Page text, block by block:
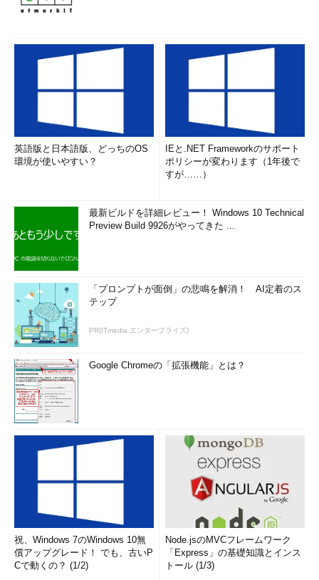
英語版と日本語版、どっちのOS
環境が使いやすい？
IEと.NET Frameworkのサポート
ポリシーが変わります（1年後で
すが……）
最新ビルドを詳細レビュー！ Windows 10 Technical
Preview Build 9926がやってきた ...
「プロンプトが面倒」の悲鳴を解消！ AI定着のス
テップ
PR(ITmedia エンタープライズ)
Google Chromeの「拡張機能」とは？
祝、Windows 7のWindows 10無
償アップグレード！ でも、古いP
Cで動くの？ (1/2)
Node.jsのMVCフレームワーク
「Express」の基礎知識とインス
トール (1/3)